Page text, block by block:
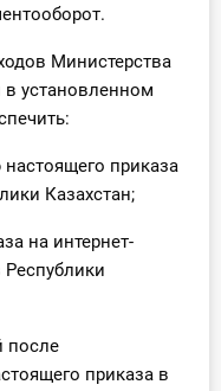
Министерства
в установленном
приказа
Казахстан;
на интернет-
после
приказа в